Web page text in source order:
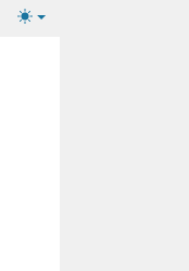
Lichte/donkere